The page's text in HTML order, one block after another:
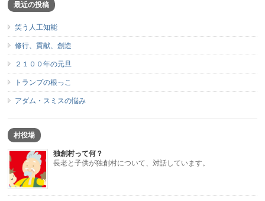
最近の投稿
笑う人工知能
修行、貢献、創造
２１００年の元旦
トランプの根っこ
アダム・スミスの悩み
村役場
独創村って何？
長老と子供が独創村について、対話しています。